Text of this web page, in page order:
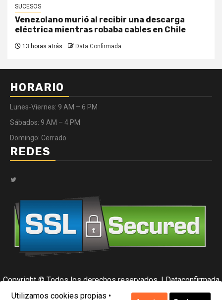
SUCESOS
Venezolano murió al recibir una descarga
eléctrica mientras robaba cables en Chile
13 horas atrás Data Confirmada
HORARIO
Lunes-Viernes: 9 AM – 6 PM
Sábados: 9 AM – 4 PM
Domingo: Cerrado
REDES
Twitter
Copyright © Todos los derechos reservados.|Dataconfirmada
por Data Center.
Utilizamos cookies propias •